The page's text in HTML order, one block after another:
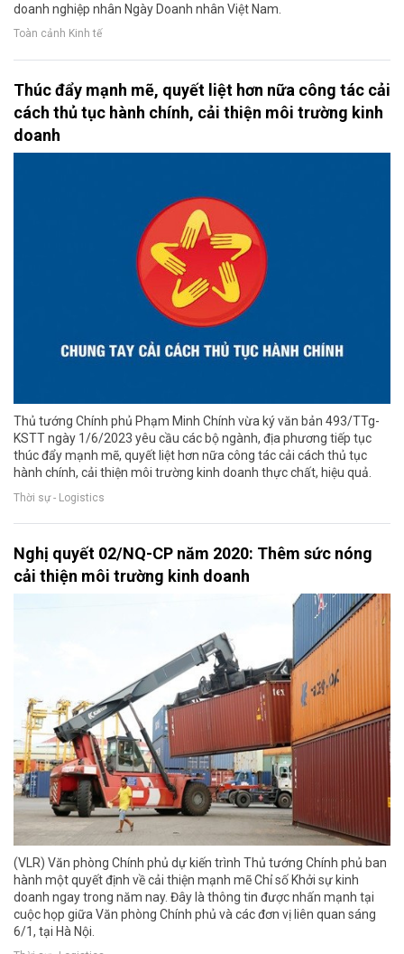
doanh nghiệp nhân Ngày Doanh nhân Việt Nam.
Toàn cảnh Kinh tế
Thúc đẩy mạnh mẽ, quyết liệt hơn nữa công tác cải
cách thủ tục hành chính, cải thiện môi trường kinh
doanh
Thủ tướng Chính phủ Phạm Minh Chính vừa ký văn bản 493/TTg-
KSTT ngày 1/6/2023 yêu cầu các bộ ngành, địa phương tiếp tục
thúc đẩy mạnh mẽ, quyết liệt hơn nữa công tác cải cách thủ tục
hành chính, cải thiện môi trường kinh doanh thực chất, hiệu quả.
Thời sự - Logistics
Nghị quyết 02/NQ-CP năm 2020: Thêm sức nóng
cải thiện môi trường kinh doanh
(VLR) Văn phòng Chính phủ dự kiến trình Thủ tướng Chính phủ ban
hành một quyết định về cải thiện mạnh mẽ Chỉ số Khởi sự kinh
doanh ngay trong năm nay. Đây là thông tin được nhấn mạnh tại
cuộc họp giữa Văn phòng Chính phủ và các đơn vị liên quan sáng
6/1, tại Hà Nội.